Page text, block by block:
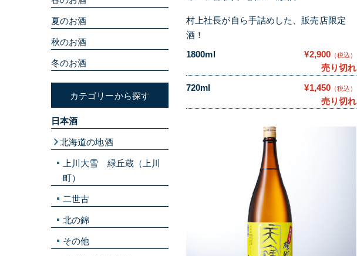
村上社長が自ら手詰めした、販売店限定
酒！
1800ml
¥2,900 （税込）
売り切れ
720ml
¥1,450 （税込）
売り切れ
夏のお酒
秋のお酒
冬のお酒
カテゴリーから探す
日本酒
北海道の地酒
上川大雪 緑丘蔵（上川
町）
二世古
北の錦
その他